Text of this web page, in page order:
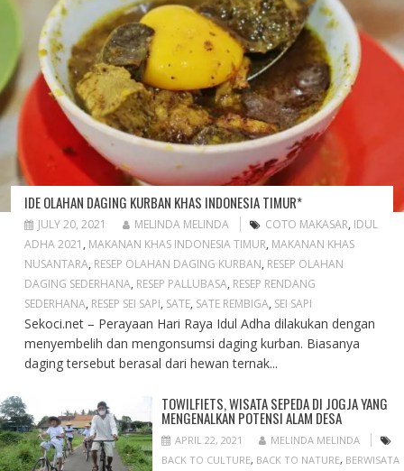
IDE OLAHAN DAGING KURBAN KHAS INDONESIA TIMUR*
JULY 20, 2021 MELINDA MELINDA COTO MAKASAR, IDUL
ADHA 2021 , MAKANAN KHAS INDONESIA TIMUR, MAKANAN KHAS
NUSANTARA, RESEP OLAHAN DAGING KURBAN, RESEP OLAHAN
DAGING SEDERHANA, RESEP PALLUBASA, RESEP RENDANG
SEDERHANA, RESEP SEI SAPI, SATE, SATE REMBIGA, SEI SAPI
Sekoci.net – Perayaan Hari Raya Idul Adha dilakukan dengan
menyembelih dan mengonsumsi daging kurban. Biasanya
daging tersebut berasal dari hewan ternak...
TOWILFIETS, WISATA SEPEDA DI JOGJA YANG
MENGENALKAN POTENSI ALAM DESA
APRIL 22, 2021
MELINDA MELINDA
BACK TO CULTURE, BACK TO NATURE, BERWISATA